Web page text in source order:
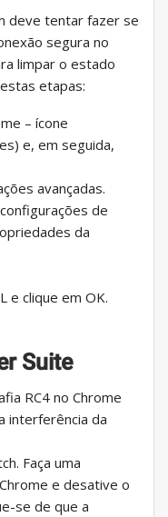
deve tentar fazer se
segura no
limpar o estado
etapas:
– ícone
e, em seguida,
avançadas.
de
da
e clique em OK.
Suite
RC4 no Chrome
interferência da
Faça uma
e desative o
se de que a